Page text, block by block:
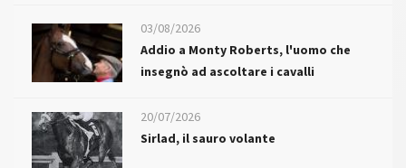
03/08/2026
Addio a Monty Roberts, l'uomo che
insegnò ad ascoltare i cavalli
20/07/2026
Sirlad, il sauro volante